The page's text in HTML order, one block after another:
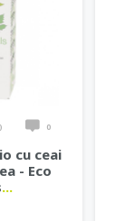
0
cu ceai
- Eco
...